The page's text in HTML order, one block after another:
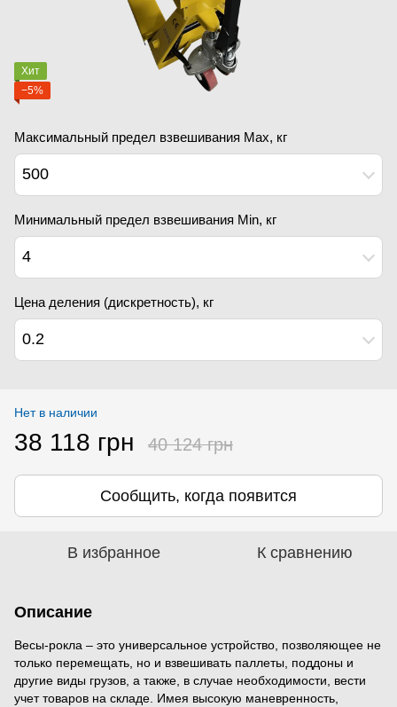
Хит
−5%
Максимальный предел взвешивания Мах, кг
500
Минимальный предел взвешивания Min, кг
4
Цена деления (дискретность), кг
0.2
Нет в наличии
38 118 грн 40 124 грн
Сообщить, когда появится
В избранное К сравнению
Описание
Весы-рокла – это универсальное устройство, позволяющее не
только перемещать, но и взвешивать паллеты, поддоны и
другие виды грузов, а также, в случае необходимости, вести
учет товаров на складе. Имея высокую маневренность,